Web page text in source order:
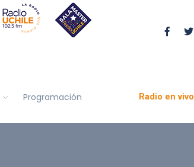
Programación Radio en vivo